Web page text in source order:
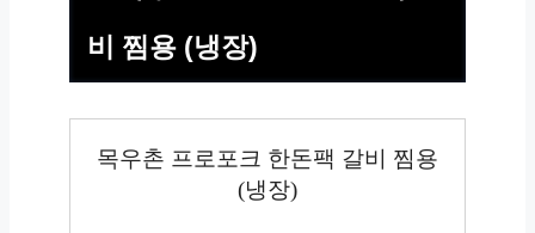
비 찜용 (냉장)
목우촌 프로포크 한돈팩 갈비 찜용
(냉장)